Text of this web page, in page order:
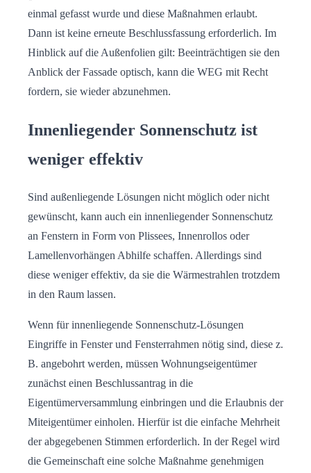
einmal gefasst wurde und diese Maßnahmen erlaubt.
Dann ist keine erneute Beschlussfassung erforderlich. Im
Hinblick auf die Außenfolien gilt: Beeinträchtigen sie den
Anblick der Fassade optisch, kann die WEG mit Recht
fordern, sie wieder abzunehmen.
Innenliegender Sonnenschutz ist
weniger effektiv
Sind außenliegende Lösungen nicht möglich oder nicht
gewünscht, kann auch ein innenliegender Sonnenschutz
an Fenstern in Form von Plissees, Innenrollos oder
Lamellenvorhängen Abhilfe schaffen. Allerdings sind
diese weniger effektiv, da sie die Wärmestrahlen trotzdem
in den Raum lassen.
Wenn für innenliegende Sonnenschutz-Lösungen
Eingriffe in Fenster und Fensterrahmen nötig sind, diese z.
B. angebohrt werden, müssen Wohnungseigentümer
zunächst einen Beschlussantrag in die
Eigentümerversammlung einbringen und die Erlaubnis der
Miteigentümer einholen. Hierfür ist die einfache Mehrheit
der abgegebenen Stimmen erforderlich. In der Regel wird
die Gemeinschaft eine solche Maßnahme genehmigen